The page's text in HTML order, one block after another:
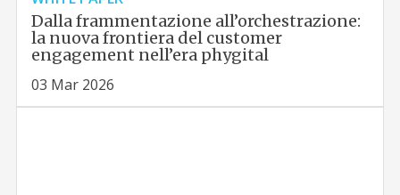
Dalla frammentazione all’orchestrazione:
la nuova frontiera del customer
engagement nell’era phygital
03 Mar 2026